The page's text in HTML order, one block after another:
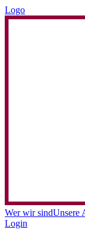
Logo
Wer wir sindUnsere
Login